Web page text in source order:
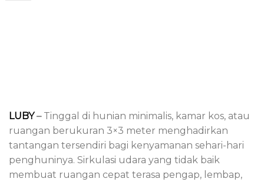
LUBY–Tinggal di hunian minimalis, kamar kos, atau
ruangan berukuran 3×3 meter menghadirkan
tantangan tersendiri bagi kenyamanan sehari-hari
penghuninya. Sirkulasi udara yang tidak baik
membuat ruangan cepat terasa pengap, lembap,